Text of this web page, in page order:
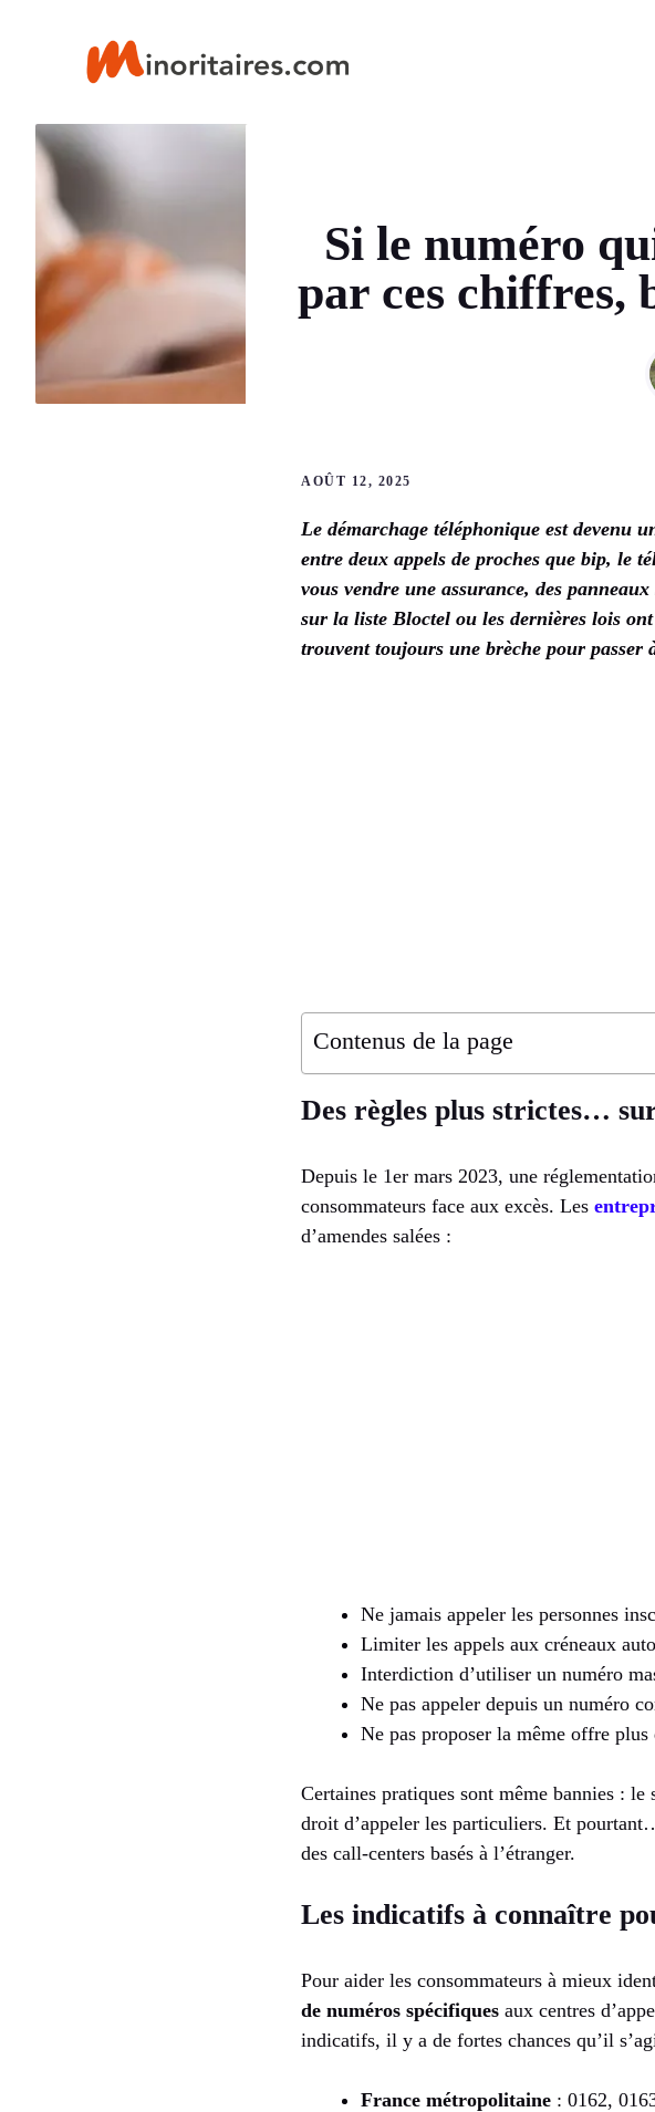
Si le numéro
par ces chiffres,
AOÛT 12, 2025
Le démarchage téléphonique est devenu
entre deux appels de proches que bip, le
vous vendre une assurance, des
sur la liste Bloctel ou les dernières lois
trouvent toujours une brèche pour passer
Contenus de la page
Des règles plus strictes…
Depuis le 1er mars 2023, une
consommateurs face aux excès. Les
d’amendes salées :
Ne jamais appeler les personnes
Limiter les appels aux créneaux
Interdiction d’utiliser un numéro
Ne pas appeler depuis un numéro
Ne pas proposer la même offre
Certaines pratiques sont même bannies :
droit d’appeler les particuliers. Et
des call-centers basés à l’étranger.
Les indicatifs à connaître
Pour aider les consommateurs à mieux
de numéros spécifiques aux centres
indicatifs, il y a de fortes chances qu’il
France métropolitaine : 0162,